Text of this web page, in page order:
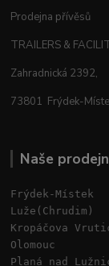
Prodejna přívěsů
TRAILERS &
Zahradnická 2392,
73801 Frýdek-
Naše
Frýdek-
Kropáčova
Planá nad